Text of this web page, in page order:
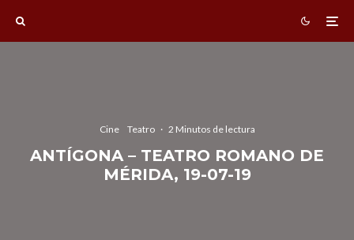
Cine Teatro · 2 Minutos de lectura
ANTÍGONA – TEATRO ROMANO DE
MÉRIDA, 19-07-19